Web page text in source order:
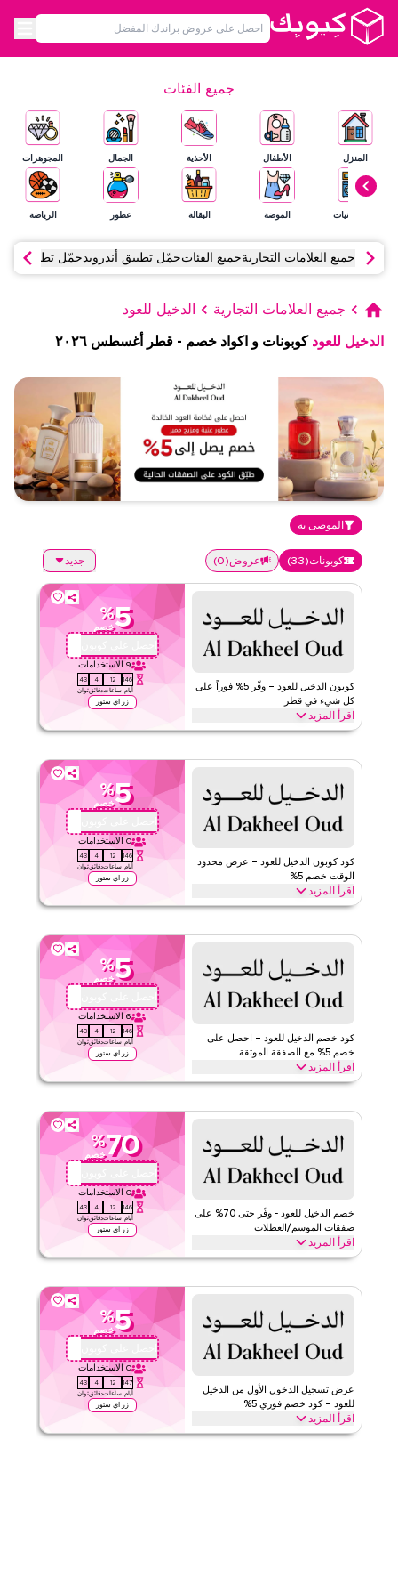
جميع الفئات
المنزل
الإلكترونيات
الأطفال
الموضة
الأحذية
البقالة
الجمال
عطور
المجوهرات
الرياضة
جميع العلامات التجاريةجميع الفئاتحمّل تطبيق أندرويدحمّل تطبيق آي
جميع العلامات التجارية الدخيل للعود
الدخيل للعود كوبونات و اكواد خصم - قطر أغسطس ٢٠٢٦
الموصى به
كوبونات(
33
) عروض(
0
) جديد
كوبون الدخيل للعود – وفّر 5% فوراً على
كل شيء في قطر
اقرأ المزيد
5
%
خصم
احصل على كوبون
9 الاستخدامات
146
أيام
12
ساعات
4
دقائق
42
ثوان
زر اي ستور
وفّر 5% فوراً مع كود الدخيل للعود هذا على كل شيء. استرد الآن للحصول
والبخور، والبخور، ومجموعات الهدايا. وأكثر.
الدخيل للعود الأحكام والشروط
الحد الأدنى للطلب
ويب/تطبيق
الفئات
على مستوى الموقعكود كوبون الدخيل للعود – عرض محدود
الوقت خصم 5%
اقرأ المزيد
5
%
خصم
احصل على كوبون
0 الاستخدامات
146
أيام
12
ساعات
4
دقائق
42
ثوان
زر اي ستور
احصل على خصم 5% على جميع الفئات مع كود برومو الدخيل للعود المحدود
طلب.
الدخيل للعود الأحكام والشروط
الحد الأدنى للطلب
ويب/تطبيق
الفئات
على مستوى الموقع
كود خصم الدخيل للعود – احصل على
خصم 5% مع الصفقة الموثقة
اقرأ المزيد
5
%
خصم
احصل على كوبون
6 الاستخدامات
146
أيام
12
ساعات
4
دقائق
42
ثوان
زر اي ستور
احصل على خصم 5% على جميع العناصر مع عرض الدخيل للعود الموثق هذا.
إضافية على عملية الشراء بأكملها اليوم.
الدخيل للعود الأحكام والشروط
الحد الأدنى للطلب
الفئات
على مستوى الموقعخصم الدخيل للعود - وفّر حتى 70% على
صفقات الموسم/العطلات
اقرأ المزيد
70
%
خصم
احصل على كوبون
0 الاستخدامات
146
أيام
12
ساعات
4
دقائق
42
ثوان
زر اي ستور
وفّر حتى 70% مع كود كوبون الدخيل للعود خلال المواسم الاحتفالية، بما
العطلات. استرد الآن.
الدخيل للعود الأحكام والشروط
الحد الأدنى للطلب
ويب/تطبيق
الفئات
على مستوى الموقع
عرض تسجيل الدخول الأول من الدخيل
للعود – كود خصم فوري 5%
اقرأ المزيد
5
%
خصم
احصل على كوبون
0 الاستخدامات
147
أيام
12
ساعات
4
دقائق
42
ثوان
زر اي ستور
جديد على الدخيل للعود؟ سجل الدخول لأول مرة وطبق كوبون الدخيل للعود